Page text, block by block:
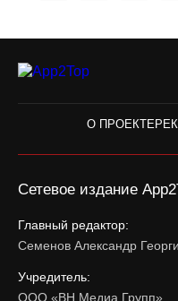
О ПРОЕКТЕ
Сетевое издание
Главный редактор:
Семенов Александр
Учредитель:
ООО «ВН Медиа Групп»